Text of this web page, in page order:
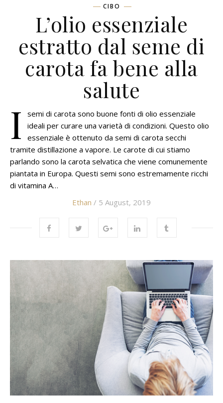
CIBO
L’olio essenziale
estratto dal seme di
carota fa bene alla
salute
I
semi di carota sono buone fonti di olio essenziale
ideali per curare una varietà di condizioni. Questo olio
essenziale è ottenuto da semi di carota secchi
tramite distillazione a vapore. Le carote di cui stiamo
parlando sono la carota selvatica che viene comunemente
piantata in Europa. Questi semi sono estremamente ricchi
di vitamina A…
Ethan / 5 August, 2019